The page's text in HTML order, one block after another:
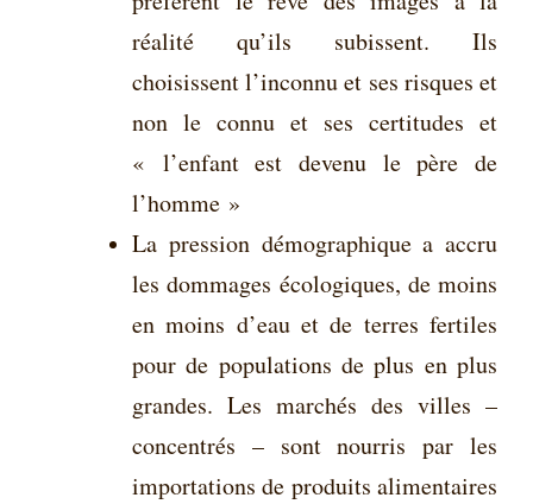
réalité qu’ils subissent. Ils
choisissent l’inconnu et ses risques et
non le connu et ses certitudes et
« l’enfant est devenu le père de
l’homme »
La pression démographique a accru
les dommages écologiques, de moins
en moins d’eau et de terres fertiles
pour de populations de plus en plus
grandes. Les marchés des villes –
concentrés – sont nourris par les
importations de produits alimentaires